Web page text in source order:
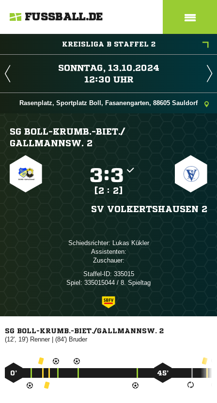
FUSSBALL.DE
KREISLIGA B STAFFEL 2
 
 
Rasenplatz, Sportplatz Boll, Fasanengarten, 88605 Sauldorf
SG BOLL-KRUMB.-BIET./​
GALLMANNSW. 2
:
[2 : 2]
SV VOLKERTSHAUSEN 2
Schiedsrichter:  
Assistenten:
Zuschauer:
Staffel-ID: 335015
Spiel: 335015044 / 8. Spieltag
SG BOLL-KRUMB.-BIET./GALLMANNSW. 2
(12', 19') | (84') 
0’ 45’